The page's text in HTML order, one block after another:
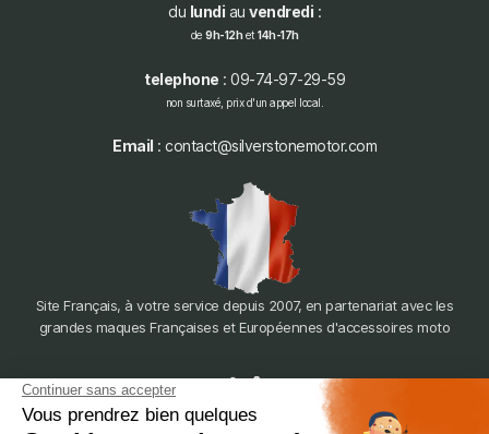
du lundi au vendredi :
de 9h-12het 14h-17h
telephone : 09-74-97-29-59
non surtaxé, prix d'un appel local.
Email : contact@silverstonemotor.com
Site Français, à votre service depuis 2007, en partenariat avec les
grandes maques Françaises et Européennes d'accessoires moto